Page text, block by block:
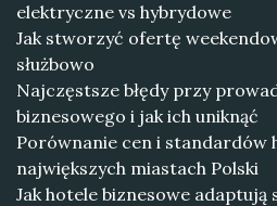
elektryczne vs hybrydowe
Jak stworzyć ofertę
służbowo
Najczęstsze błędy przy
biznesowego i jak ich uniknąć
Porównanie cen i standardów
największych miastach Polski
Jak hotele biznesowe adaptują